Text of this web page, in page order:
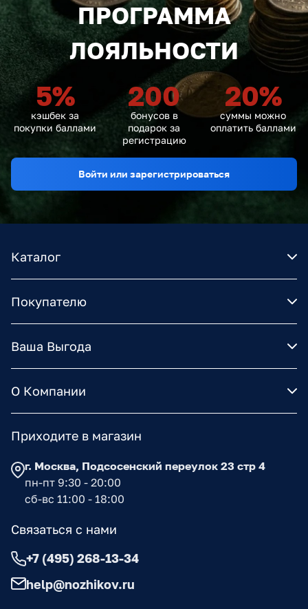
ПРОГРАММА
ЛОЯЛЬНОСТИ
5%
кэшбек за
покупки баллами
200
бонусов в
подарок за
регистрацию
20%
суммы можно
оплатить баллами
Войти или зарегистрироваться
Каталог
Покупателю
Ваша Выгода
О Компании
Приходите в магазин
г. Москва, Подсосенский переулок 23 стр 4
пн-пт 9:30 - 20:00
сб-вс 11:00 - 18:00
Связаться с нами
+7 (495) 268-13-34
help@nozhikov.ru